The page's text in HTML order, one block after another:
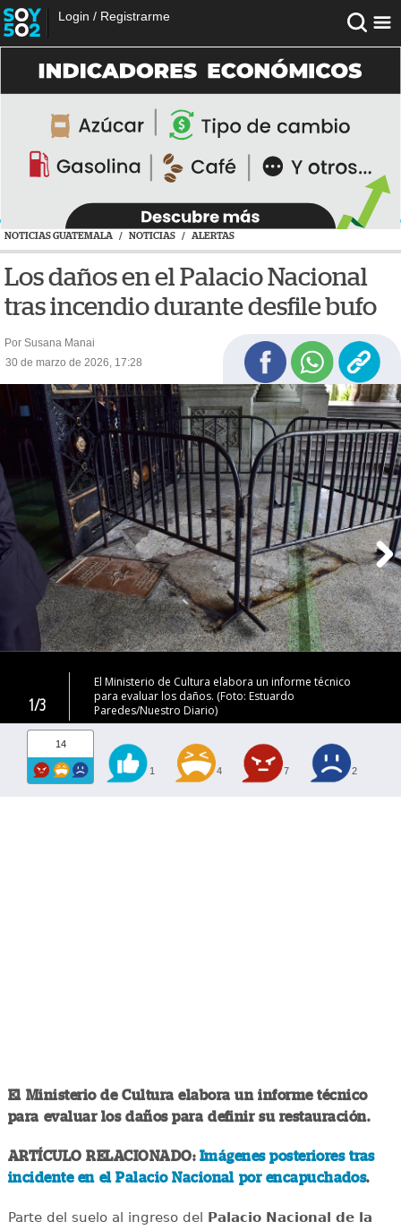
Login / Registrarme
NOTICIAS GUATEMALA / NOTICIAS / ALERTAS
Los daños en el Palacio Nacional
tras incendio durante desfile bufo
Por Susana Manai
30 de marzo de 2026, 17:28
1/3
El Ministerio de Cultura elabora un informe técnico
para evaluar los daños. (Foto: Estuardo
Paredes/Nuestro Diario)
14
1 4 7 2
El Ministerio de Cultura elabora un informe técnico
para evaluar los daños para definir su restauración.
ARTÍCULO RELACIONADO: Imágenes posteriores tras
incidente en el Palacio Nacional por encapuchados.
Parte del suelo al ingreso del Palacio Nacional de la